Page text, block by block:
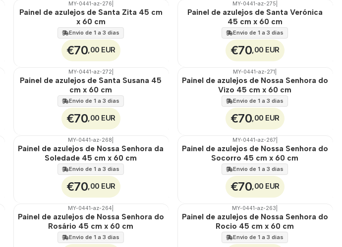
🇵🇹
EXT.
MY-0441-az-276
Painel de azulejos de Santa Zita 45 cm
x 60 cm
Envio de 1 a 3 dias
€70 ,00 EUR
🇵🇹
EXT.
MY-0441-az-275
Painel de azulejos de Santa Verónica
45 cm x 60 cm
Envio de 1 a 3 dias
€70 ,00 EUR
🇵🇹
EXT.
MY-0441-az-272
Painel de azulejos de Santa Susana 45
cm x 60 cm
Envio de 1 a 3 dias
€70 ,00 EUR
🇵🇹
EXT.
MY-0441-az-271
Painel de azulejos de Nossa Senhora do
Vizo 45 cm x 60 cm
Envio de 1 a 3 dias
€70 ,00 EUR
🇵🇹
EXT.
MY-0441-az-268
Painel de azulejos de Nossa Senhora da
Soledade 45 cm x 60 cm
Envio de 1 a 3 dias
€70 ,00 EUR
🇵🇹
EXT.
MY-0441-az-267
Painel de azulejos de Nossa Senhora do
Socorro 45 cm x 60 cm
Envio de 1 a 3 dias
€70 ,00 EUR
🇵🇹
EXT.
MY-0441-az-264
Painel de azulejos de Nossa Senhora do
Rosário 45 cm x 60 cm
Envio de 1 a 3 dias
🇵🇹
EXT.
MY-0441-az-263
Painel de azulejos de Nossa Senhora do
Rocio 45 cm x 60 cm
Envio de 1 a 3 dias